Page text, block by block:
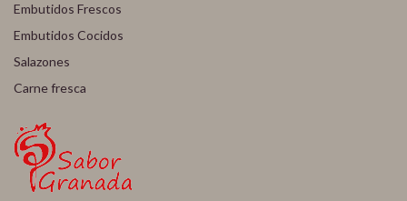
Embutidos Frescos
Embutidos Cocidos
Salazones
Carne fresca